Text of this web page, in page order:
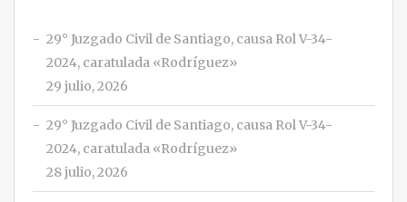
29° Juzgado Civil de Santiago, causa Rol V-34-
2024, caratulada «Rodríguez»
29 julio, 2026
29° Juzgado Civil de Santiago, causa Rol V-34-
2024, caratulada «Rodríguez»
28 julio, 2026